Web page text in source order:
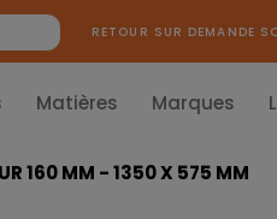
RETOUR SUR DEMANDE
Matières Marques
160 MM - 1350 X 575 MM